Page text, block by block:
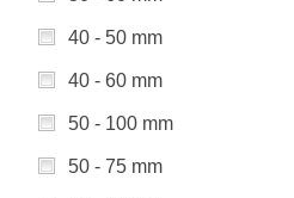
40 - 50 mm
40 - 60 mm
50 - 100 mm
50 - 75 mm